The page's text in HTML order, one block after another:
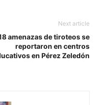
Next article
amenazas de tiroteos se
reportaron en centros
en Pérez Zeledón